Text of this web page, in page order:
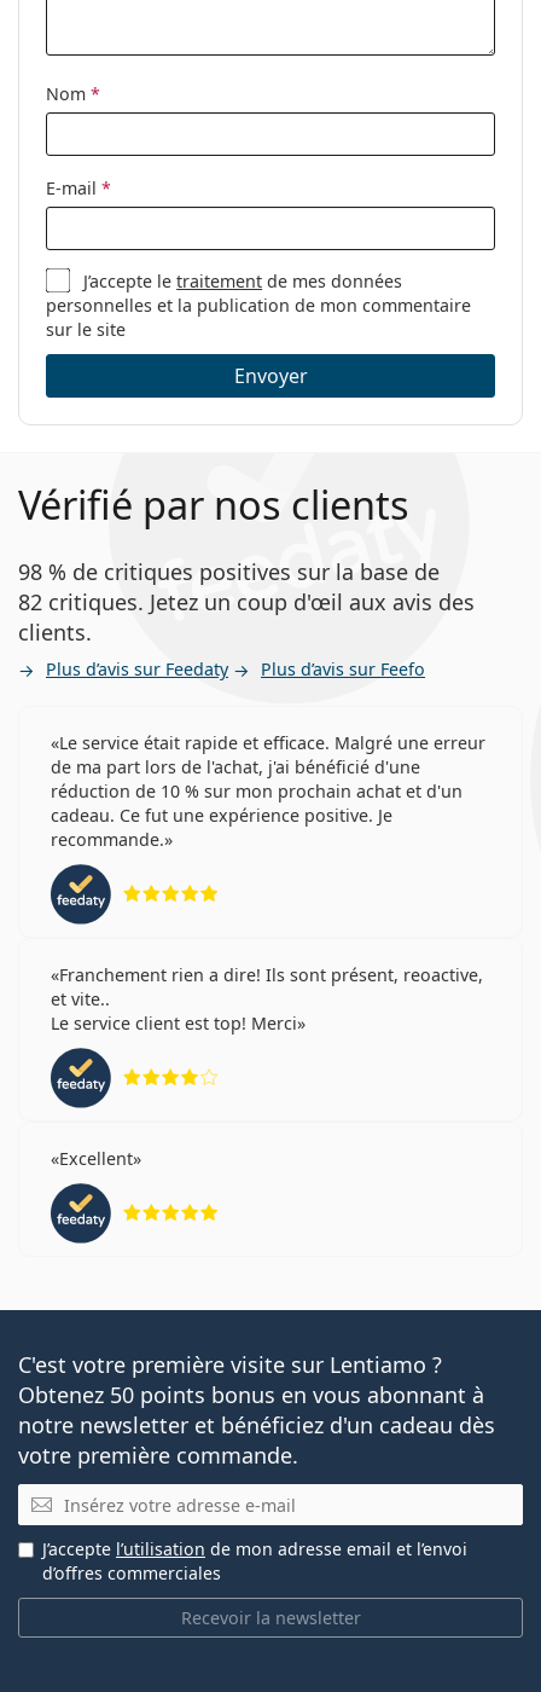
Autres
Sexe:
Marque:
Nom *
E-mail *
J’accepte letraitement de mes données
personnelles et la publication de mon commentaire
sur le site
Envoyer
Vérifié par nos clients
98 % de critiques positives sur la base de
82 critiques. Jetez un coup d'œil aux avis des
clients.
Plus d’avis sur Feedaty Plus d’avis sur Feefo
Le service était rapide et efficace. Malgré une erreur
de ma part lors de l'achat, j'ai bénéficié d'une
réduction de 10 % sur mon prochain achat et d'un
cadeau. Ce fut une expérience positive. Je
recommande.
Franchement rien a dire! Ils sont présent, reoactive,
et vite..
Le service client est top! Merci
Excellent
C'est votre première visite sur Lentiamo ?
Obtenez 50 points bonus en vous abonnant à
notre newsletter et bénéficiez d'un cadeau dès
votre première commande.
E-mail
Recevoir la newsletter
J’accepte l’utilisation de mon adresse email et l’envoi
d’offres commerciales